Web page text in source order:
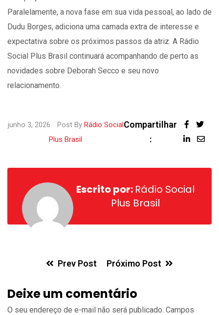
Paralelamente, a nova fase em sua vida pessoal, ao lado de
Dudu Borges, adiciona uma camada extra de interesse e
expectativa sobre os próximos passos da atriz. A Rádio
Social Plus Brasil continuará acompanhando de perto as
novidades sobre Deborah Secco e seu novo
relacionamento.
junho 3, 2026 Post By Rádio Social
Plus Brasil
Compartilhar
:
Escrito por: Rádio Social
Plus Brasil
Prev Post Próximo Post
Deixe um comentário
O seu endereço de e-mail não será publicado. Campos